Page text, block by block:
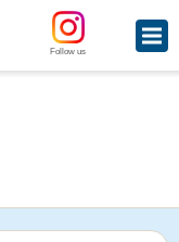
Follow us